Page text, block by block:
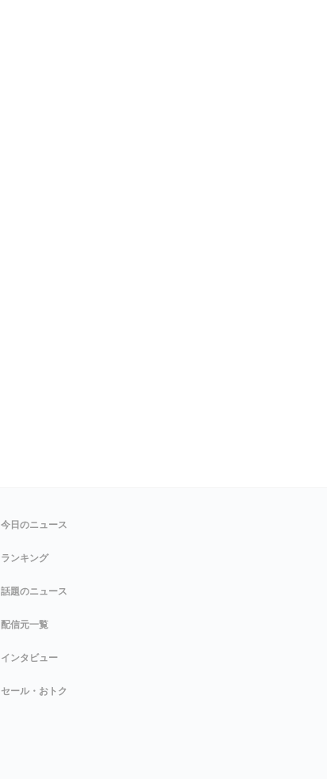
今日のニュース
ランキング
話題のニュース
配信元一覧
インタビュー
セール・おトク